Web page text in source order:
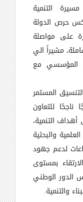
التنمية
حرص الدولة
على مواصلة
مشيراً الي
المؤسسي مع
المستمر
ناجحًا للتعاون
التنمية،
والبحثية
لدعم جهود
بمستوى
الدور الوطني
والتنمية.